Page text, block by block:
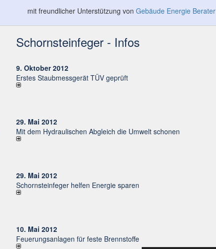
mit freundlicher Unterstützung von Gebäude Energie Berater
Schornsteinfeger - Infos
9. Oktober 2012
Erstes Staubmessgerät TÜV geprüft
29. Mai 2012
Mit dem Hydraulischen Abgleich die Umwelt schonen
29. Mai 2012
Schornsteinfeger helfen Energie sparen
10. Mai 2012
Feuerungsanlagen für feste Brennstoffe